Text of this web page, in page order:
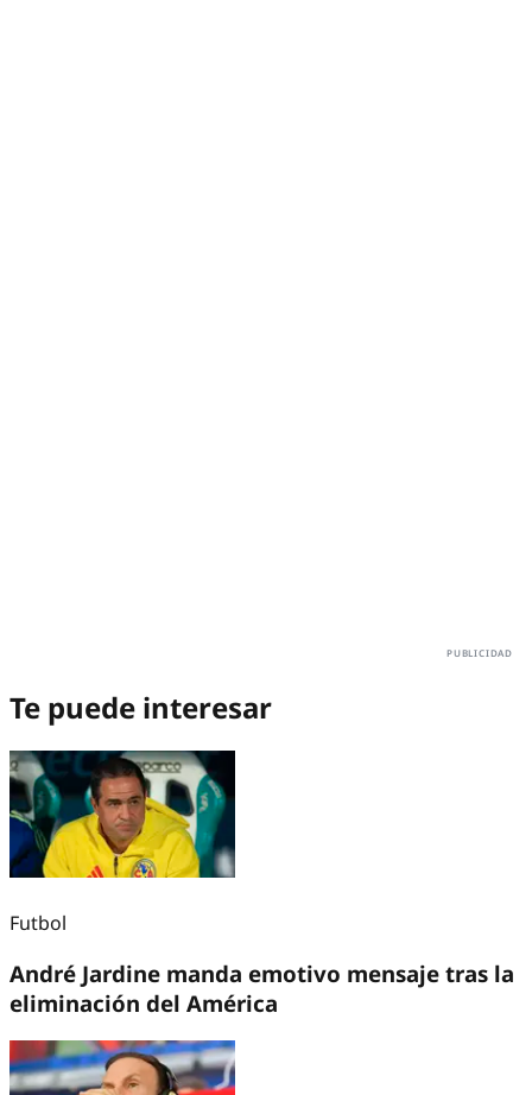
Te puede interesar
Futbol
André Jardine manda emotivo mensaje tras la
eliminación del América